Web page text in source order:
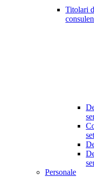
Titolari
Personale